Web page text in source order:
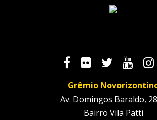
Grêmio
Av. Domingos Baraldo,
Bairro Vila Patti